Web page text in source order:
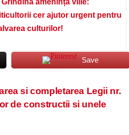
Grindina amenință viile:
cer ajutor urgent pentru
culturilor!
Save
si completarea Legii nr.
de constructii si unele